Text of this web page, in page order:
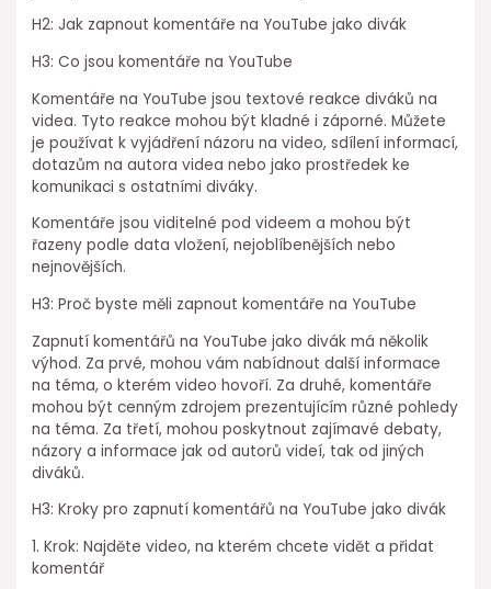
H2: Jak zapnout komentáře na YouTube jako divák
H3: Co jsou komentáře na YouTube
Komentáře na YouTube jsou textové reakce diváků na
videa. Tyto reakce mohou být kladné i záporné. Můžete
je používat k vyjádření názoru na video, sdílení informací,
dotazům na autora videa nebo jako prostředek ke
komunikaci s ostatními diváky.
Komentáře jsou viditelné pod videem a mohou být
řazeny podle data vložení, nejoblíbenějších nebo
nejnovějších.
H3: Proč byste měli zapnout komentáře na YouTube
Zapnutí komentářů na YouTube jako divák má několik
výhod. Za prvé, mohou vám nabídnout další informace
na téma, o kterém video hovoří. Za druhé, komentáře
mohou být cenným zdrojem prezentujícím různé pohledy
na téma. Za třetí, mohou poskytnout zajímavé debaty,
názory a informace jak od autorů videí, tak od jiných
diváků.
H3: Kroky pro zapnutí komentářů na YouTube jako divák
1. Krok: Najděte video, na kterém chcete vidět a přidat
komentář